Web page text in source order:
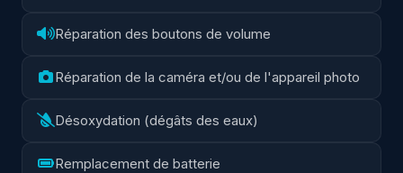
Réparation des boutons de volume
Réparation de la caméra et/ou de l'appareil photo
Désoxydation (dégâts des eaux)
Remplacement de batterie